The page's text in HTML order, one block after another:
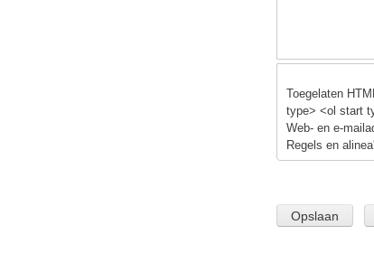
Toegelaten
type> <ol start
Web- en e-
Regels en